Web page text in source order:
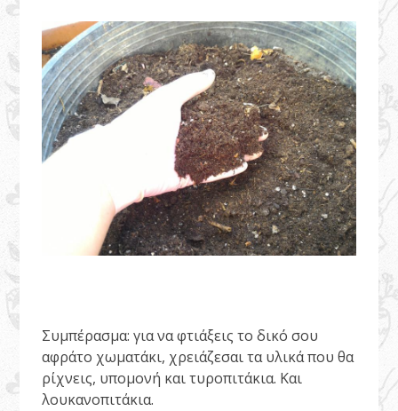
Συμπέρασμα: για να φτιάξεις το δικό σου
αφράτο χωματάκι, χρειάζεσαι τα υλικά που θα
ρίχνεις, υπομονή και τυροπιτάκια. Και
λουκανοπιτάκια.